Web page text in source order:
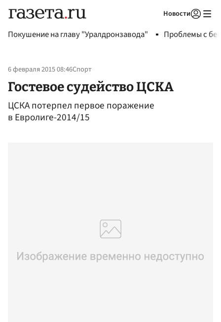
Новости
Покушение на главу "Уралдронзавода" Проблемы с
6 февраля 2015 08:46Спорт
Гостевое судейство ЦСКА
ЦСКА потерпел первое поражение
в Евролиге-2014/15